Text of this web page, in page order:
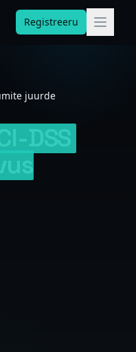
Registreeru
juurde